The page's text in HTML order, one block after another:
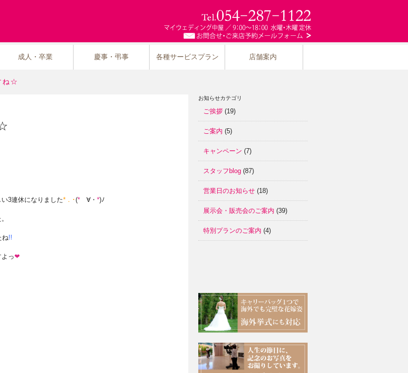
成人・卒業 慶事・弔事 各種サービスプラン 店舗案内
ね☆
3連休になりました*．･(*ゝ∀・ *)ﾉ
ね!!
っ❤
お知らせカテゴリ
ご挨拶(19)
ご案内 (5)
キャンペーン (7)
スタッフblog(87)
営業日のお知らせ(18)
展示会・販売会のご案内 (39)
特別プランのご案内 (4)